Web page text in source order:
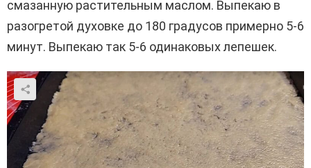
смазанную растительным маслом. Выпекаю в
разогретой духовке до 180 градусов примерно 5-6
минут. Выпекаю так 5-6 одинаковых лепешек.